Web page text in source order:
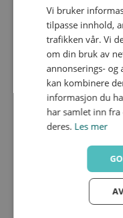
Vi bruker
tilpasse innhold,
trafikken vår. Vi
om din bruk av
annonserings- og
kan kombinere
informasjon du
har samlet inn
deres. Les mer